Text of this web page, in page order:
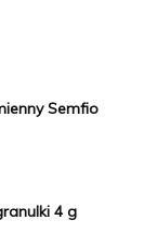
Semfio
4 g